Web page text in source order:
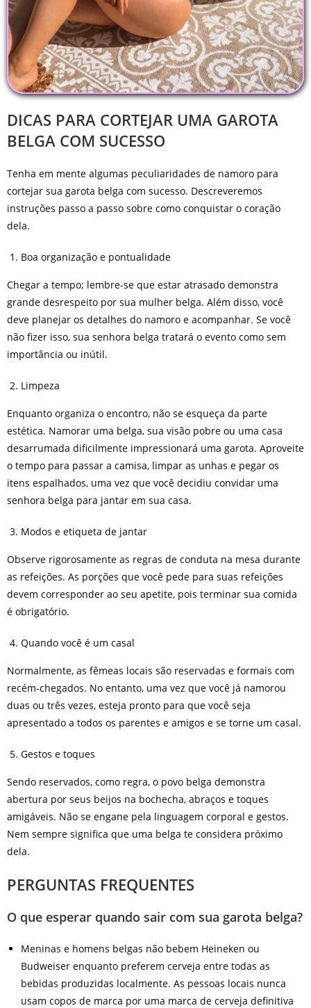
DICAS PARA CORTEJAR UMA GAROTA
BELGA COM SUCESSO
Tenha em mente algumas peculiaridades de namoro para
cortejar sua garota belga com sucesso. Descreveremos
instruções passo a passo sobre como conquistar o coração
dela.
Boa organização e pontualidade
Chegar a tempo; lembre-se que estar atrasado demonstra
grande desrespeito por sua mulher belga. Além disso, você
deve planejar os detalhes do namoro e acompanhar. Se você
não fizer isso, sua senhora belga tratará o evento como sem
importância ou inútil.
Limpeza
Enquanto organiza o encontro, não se esqueça da parte
estética. Namorar uma belga, sua visão pobre ou uma casa
desarrumada dificilmente impressionará uma garota. Aproveite
o tempo para passar a camisa, limpar as unhas e pegar os
itens espalhados, uma vez que você decidiu convidar uma
senhora belga para jantar em sua casa.
Modos e etiqueta de jantar
Observe rigorosamente as regras de conduta na mesa durante
as refeições. As porções que você pede para suas refeições
devem corresponder ao seu apetite, pois terminar sua comida
é obrigatório.
Quando você é um casal
Normalmente, as fêmeas locais são reservadas e formais com
recém-chegados. No entanto, uma vez que você já namorou
duas ou três vezes, esteja pronto para que você seja
apresentado a todos os parentes e amigos e se torne um casal.
Gestos e toques
Sendo reservados, como regra, o povo belga demonstra
abertura por seus beijos na bochecha, abraços e toques
amigáveis. Não se engane pela linguagem corporal e gestos.
Nem sempre significa que uma belga te considera próximo
dela.
PERGUNTAS FREQUENTES
O que esperar quando sair com sua garota belga?
Meninas e homens belgas não bebem Heineken ou
Budweiser enquanto preferem cerveja entre todas as
bebidas produzidas localmente. As pessoas locais nunca
usam copos de marca por uma marca de cerveja definitiva